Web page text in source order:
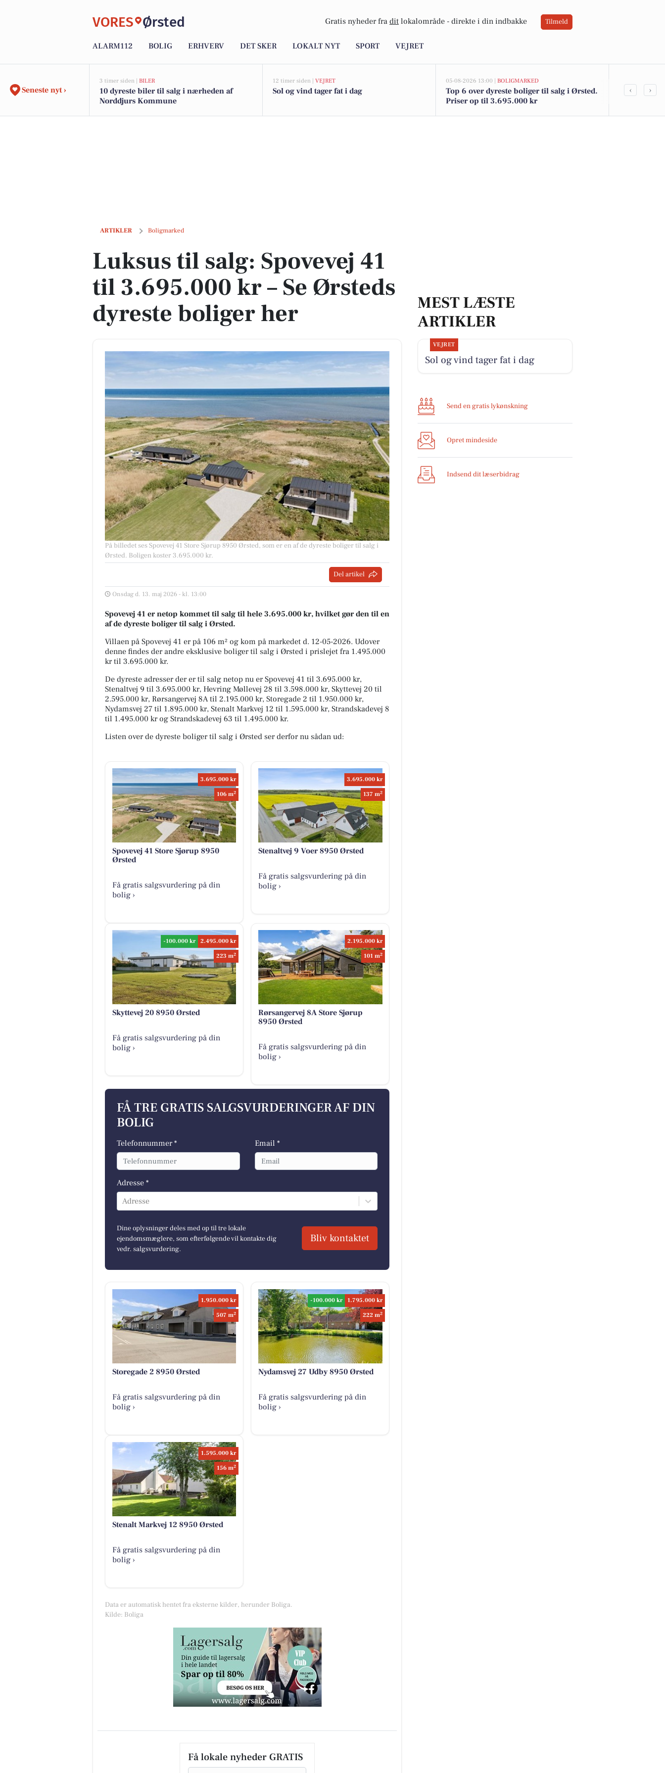
VORES Ørsted Gratis nyheder fra dit lokalområde - direkte i din indbakke Tilmeld
ALARM112 BOLIG ERHVERV DET SKER LOKALT NYT SPORT VEJRET
Seneste nyt ›
3 timer siden | BILER
10 dyreste biler til salg i nærheden af
Norddjurs Kommune
12 timer siden | VEJRET
Sol og vind tager fat i dag
05-08-2026 13:00 | BOLIGMARKED
Top 6 over dyreste boliger til salg i Ørsted.
Priser op til 3.695.000 kr
Spar
‹ ›
ARTIKLER Boligmarked
Luksus til salg: Spovevej 41 til 3.695.000 kr – Se Ørsteds dyreste boliger her
Luksus til salg: Spovevej 41
til 3.695.000 kr – Se Ørsteds
dyreste boliger her
På billedet ses Spovevej 41 Store Sjørup 8950 Ørsted, som er en af de dyreste boliger til salg i
Ørsted. Boligen koster 3.695.000 kr.
Del artikel
Onsdag d. 13. maj 2026 - kl. 13:00
Spovevej 41 er netop kommet til salg til hele 3.695.000 kr, hvilket gør den til en
af de dyreste boliger til salg i Ørsted.
Villaen på Spovevej 41 er på 106 m² og kom på markedet d. 12-05-2026. Udover
denne findes der andre eksklusive boliger til salg i Ørsted i prislejet fra 1.495.000
kr til 3.695.000 kr.
De dyreste adresser der er til salg netop nu er Spovevej 41 til 3.695.000 kr,
Stenaltvej 9 til 3.695.000 kr, Hevring Møllevej 28 til 3.598.000 kr, Skyttevej 20 til
2.595.000 kr, Rørsangervej 8A til 2.195.000 kr, Storegade 2 til 1.950.000 kr,
Nydamsvej 27 til 1.895.000 kr, Stenalt Markvej 12 til 1.595.000 kr, Strandskadevej 8
til 1.495.000 kr og Strandskadevej 63 til 1.495.000 kr.
Listen over de dyreste boliger til salg i Ørsted ser derfor nu sådan ud:
3.695.000 kr
106 m2
Spovevej 41 Store Sjørup 8950
Ørsted
Få gratis salgsvurdering på din
bolig ›
3.695.000 kr
137 m2
Stenaltvej 9 Voer 8950 Ørsted
Få gratis salgsvurdering på din
bolig ›
-100.000 kr
2.495.000 kr
223 m2
Skyttevej 20 8950 Ørsted
Få gratis salgsvurdering på din
bolig ›
2.195.000 kr
101 m2
Rørsangervej 8A Store Sjørup
8950 Ørsted
Få gratis salgsvurdering på din
bolig ›
FÅ TRE GRATIS SALGSVURDERINGER AF DIN
BOLIG
Telefonnummer * Email *
Adresse *
Adresse
Dine oplysninger deles med op til tre lokale
ejendomsmæglere, som efterfølgende vil kontakte dig
vedr. salgsvurdering.
Bliv kontaktet
1.950.000 kr
507 m2
Storegade 2 8950 Ørsted
Få gratis salgsvurdering på din
bolig ›
-100.000 kr
1.795.000 kr
222 m2
Nydamsvej 27 Udby 8950 Ørsted
Få gratis salgsvurdering på din
bolig ›
1.595.000 kr
156 m2
Stenalt Markvej 12 8950 Ørsted
Få gratis salgsvurdering på din
bolig ›
Data er automatisk hentet fra eksterne kilder, herunder Boliga.
Kilde: Boliga
Få lokale nyheder GRATIS
MEST LÆSTE
ARTIKLER
VEJRET
Sol og vind tager fat i dag
Send en gratis lykønskning
Opret mindeside
Indsend dit læserbidrag